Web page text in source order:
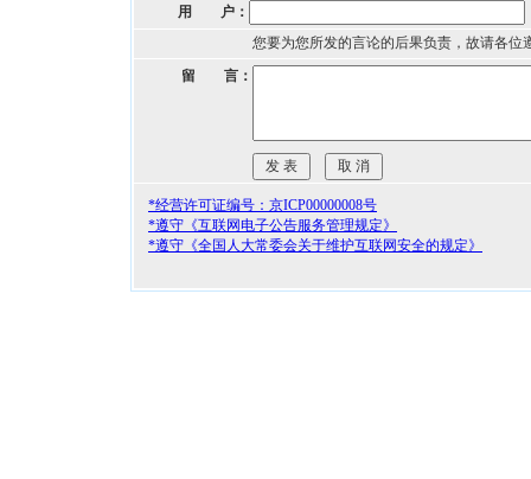
用 户：
您要为您所发的言论的后果负责，故请各位
留 言：
*经营许可证编号：京ICP00000008号
*遵守《互联网电子公告服务管理规定》
*遵守《全国人大常委会关于维护互联网安全的规定》